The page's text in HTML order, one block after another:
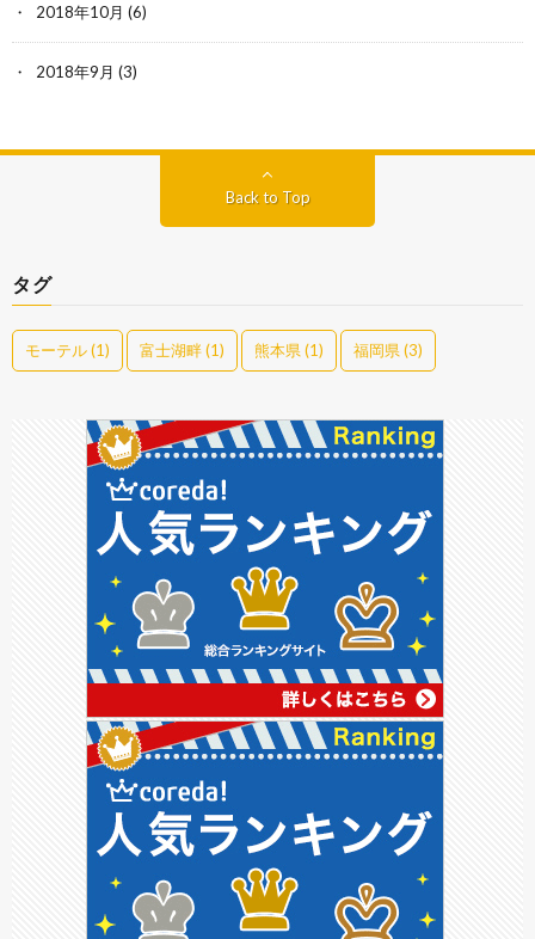
2018年10月 (6)
2018年9月 (3)
Back to Top
タグ
モーテル(1) 富士湖畔(1) 熊本県(1) 福岡県(3)